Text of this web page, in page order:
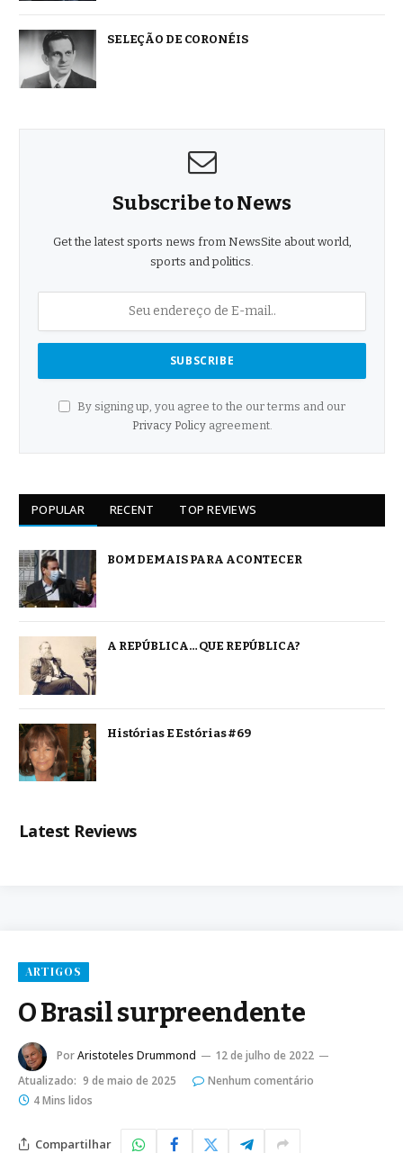
SELEÇÃO DE CORONÉIS
Subscribe to News
Get the latest sports news from NewsSite about world,
sports and politics.
By signing up, you agree to the our terms and our
Privacy Policyagreement.
POPULAR RECENT TOP REVIEWS
BOM DEMAIS PARA ACONTECER
A REPÚBLICA… QUE REPÚBLICA?
Histórias E Estórias #69
Latest Reviews
ARTIGOS
O Brasil surpreendente
PorAristoteles Drummond
12 de julho de 2022
Atualizado: 9 de maio de 2025
Nenhum comentário
4 Mins lidos
Compartilhar